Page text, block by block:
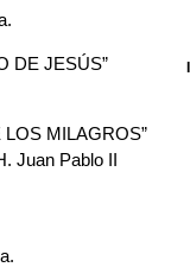
DE JESÚS”
LOS MILAGROS”
Juan Pablo II